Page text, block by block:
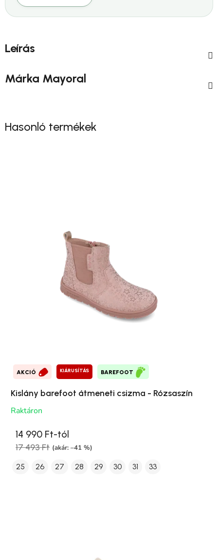
Leírás
Márka Mayoral
Hasonló termékek
AKCIÓ KIÁRUSÍTÁS BAREFOOT
Kislány barefoot átmeneti csizma - Rózsaszín
Raktáron
14 990 Ft-tól
17 493 Ft (akár: –41 %)
25 26 27 28 29 30 31 33